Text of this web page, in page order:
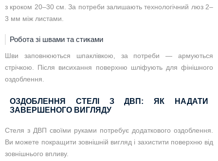
з кроком 20–30 см. За потреби залишають технологічний люз 2–
3 мм між листами.
Робота зі швами та стиками
Шви заповнюються шпаклівкою, за потреби — армуються
стрічкою. Після висихання поверхню шліфують для фінішного
оздоблення.
ОЗДОБЛЕННЯ СТЕЛІ З ДВП: ЯК НАДАТИ
ЗАВЕРШЕНОГО ВИГЛЯДУ
Стеля з ДВП своїми руками потребує додаткового оздоблення.
Ви можете покращити зовнішній вигляд і захистити поверхню від
зовнішнього впливу.